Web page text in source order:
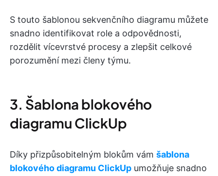
S touto šablonou sekvenčního diagramu můžete
snadno identifikovat role a odpovědnosti,
rozdělit vícevrstvé procesy a zlepšit celkové
porozumění mezi členy týmu.
3. Šablona blokového
diagramu ClickUp
Díky přizpůsobitelným blokům vám šablona
blokového diagramu ClickUp umožňuje snadno